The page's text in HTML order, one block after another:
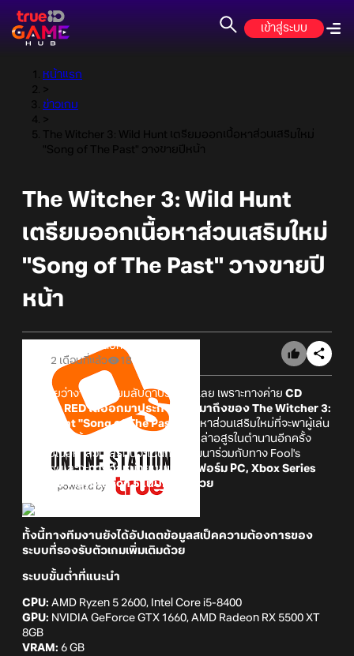
เข้าสู่ระบบ
หน้าแรก
>
ข่าวเกม
>
The Witcher 3: Wild Hunt เตรียมออกเนื้อหาส่วนเสริมใหม่
"Song of The Past" วางขายปีหน้า
The Witcher 3: Wild Hunt
เตรียมออกเนื้อหาส่วนเสริมใหม่
"Song of The Past" วางขายปี
หน้า
Online Station
2 เดือนที่แล้ว
18
บอกเลยว่างานนี้เตรียมลับดาบรอไว้ได้เลย เพราะทางค่าย CD
Projekt RED ได้ออกมาประกาศการมาถึงของ The Witcher 3:
Wild Hunt "Song of The Past"
เนื้อหาส่วนเสริมใหม่ที่จะพาผู้เล่น
เดินทางไปพร้อมกับ Geralt of Rivia นักล่าอสูรในตำนานอีกครั้ง
สำหรับเนื้อหาส่วนเสริมนี้จะเป็นการพัฒนาร่วมกับทาง Fool's
Theory และจะวางจำหน่ายบนแพลตฟอร์ม PC, Xbox Series
X|S, และ PlayStation 5 ในปีหน้านี้ด้วย
ทั้งนี้ทางทีมงานยังได้อัปเดตข้อมูลสเป็คความต้องการของ
ระบบที่รองรับตัวเกมเพิ่มเติมด้วย
ระบบขั้นต่ำที่แนะนำ
CPU: AMD Ryzen 5 2600, Intel Core i5-8400
GPU: NVIDIA GeForce GTX 1660, AMD Radeon RX 5500 XT
8GB
VRAM: 6 GB